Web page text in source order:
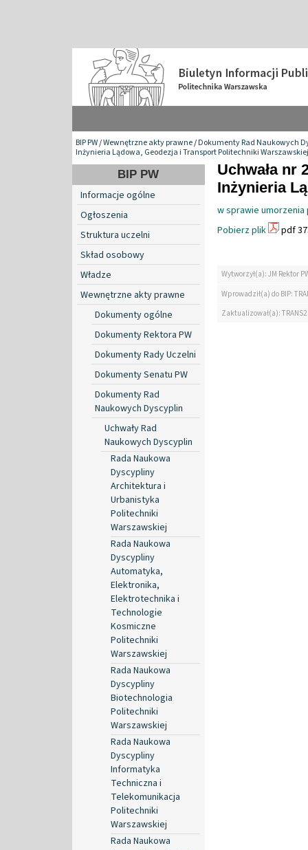
BIP PW/Wewnętrzne akty prawne/Dokumenty Rad Naukowych
Inżynieria Lądowa, Geodezja i Transport Politechniki Warszawskiej
BIP PW
Informacje ogólne
Ogłoszenia
Struktura uczelni
Skład osobowy
Władze
Wewnętrzne akty prawne
Dokumenty ogólne
Dokumenty Rektora PW
Dokumenty Rady Uczelni
Dokumenty Senatu PW
Dokumenty Rad
Naukowych Dyscyplin
Uchwały Rad
Naukowych Dyscyplin
Rada Naukowa
Dyscypliny
Architektura i
Urbanistyka
Politechniki
Warszawskiej
Rada Naukowa
Dyscypliny
Automatyka,
Elektronika,
Elektrotechnika i
Technologie
Kosmiczne
Politechniki
Warszawskiej
Rada Naukowa
Dyscypliny
Biotechnologia
Politechniki
Warszawskiej
Rada Naukowa
Dyscypliny
Informatyka
Techniczna i
Telekomunikacja
Politechniki
Warszawskiej
Rada Naukowa
Uchwała nr
Inżynieria
w sprawie umorzenia
Pobierz plik
pdf
Wytworzył(a): JM Rektor
Wprowadził(a) do BIP:
Zaktualizował(a):